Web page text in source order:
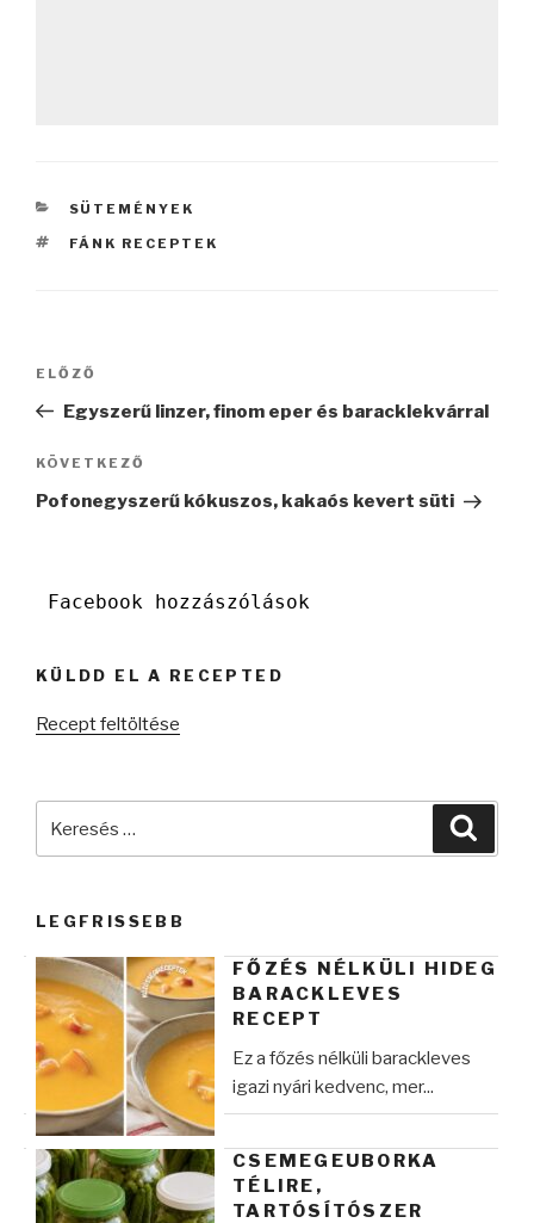
KATEGÓRIÁK
SÜTEMÉNYEK
CÍMKÉK
FÁNK RECEPTEK
Bejegyzés
Korábbi
bejegyzés
ELŐZŐ
Egyszerű linzer, finom eper és baracklekvárral
Következő
bejegyzés
KÖVETKEZŐ
Pofonegyszerű kókuszos, kakaós kevert süti
Facebook hozzászólások
KÜLDD EL A RECEPTED
Recept feltöltése
LEGFRISSEBB
FŐZÉS NÉLKÜLI HIDEG
BARACKLEVES
RECEPT
Ez a főzés nélküli barackleves
igazi nyári kedvenc, mer...
CSEMEGEUBORKA
TÉLIRE,
TARTÓSÍTÓSZER